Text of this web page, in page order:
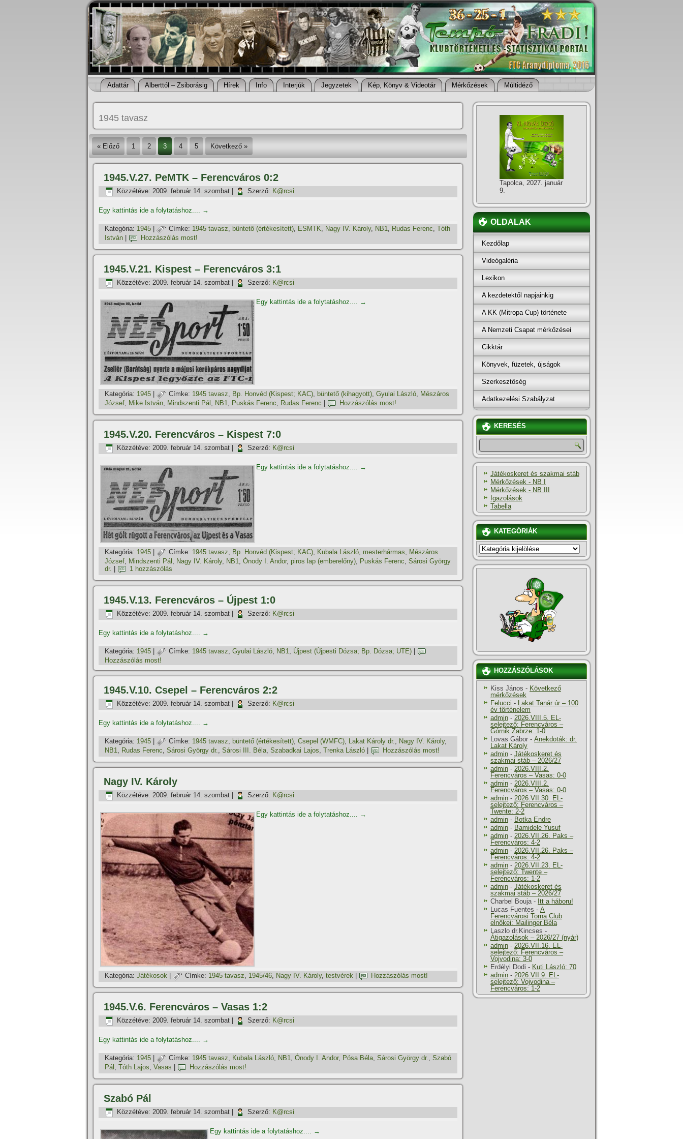
Adattár Alberttól – Zsiborásig Hí­rek Info Interjúk Jegyzetek Kép, Könyv & Videotár Mérkőzések Múltidéző
1945 tavasz
« Előző 1 2 3 4 5 Következő »
1945.V.27. PeMTK – Ferencváros 0:2
Közzétéve: 2009. február 14. szombat Szerző: K@rcsi
Egy kattintás ide a folytatáshoz.... →
Kategória: 1945 Címke: 1945 tavasz, büntető (értékesí­tett), ESMTK, Nagy IV. Károly, NB1, Rudas Ferenc, Tóth
István
Hozzászólás most!
1945.V.21. Kispest – Ferencváros 3:1
Közzétéve: 2009. február 14. szombat Szerző: K@rcsi
Egy kattintás ide a folytatáshoz.... →
Kategória: 1945 Címke: 1945 tavasz, Bp. Honvéd (Kispest; KAC), büntető (kihagyott), Gyulai László, Mészáros
József, Mike István, Mindszenti Pál , NB1, Puskás Ferenc, Rudas Ferenc Hozzászólás most!
1945.V.20. Ferencváros – Kispest 7:0
Közzétéve: 2009. február 14. szombat Szerző: K@rcsi
Egy kattintás ide a folytatáshoz.... →
Kategória: 1945 Címke: 1945 tavasz, Bp. Honvéd (Kispest; KAC), Kubala László, mesterhármas, Mészáros
József, Mindszenti Pál , Nagy IV. Károly, NB1, Ónody I. Andor, piros lap (emberelőny), Puskás Ferenc, Sárosi György
dr.
1 hozzászólás
1945.V.13. Ferencváros – Újpest 1:0
Közzétéve: 2009. február 14. szombat Szerző: K@rcsi
Egy kattintás ide a folytatáshoz.... →
Kategória: 1945 Címke: 1945 tavasz, Gyulai László, NB1, Újpest (Újpesti Dózsa; Bp. Dózsa; UTE)
Hozzászólás most!
1945.V.10. Csepel – Ferencváros 2:2
Közzétéve: 2009. február 14. szombat Szerző: K@rcsi
Egy kattintás ide a folytatáshoz.... →
Kategória: 1945 Címke: 1945 tavasz, büntető (értékesí­tett), Csepel (WMFC), Lakat Károly dr., Nagy IV. Károly,
NB1, Rudas Ferenc, Sárosi György dr., Sárosi III. Béla, Szabadkai Lajos, Trenka László Hozzászólás most!
Nagy IV. Károly
Közzétéve: 2009. február 14. szombat Szerző: K@rcsi
Egy kattintás ide a folytatáshoz.... →
Kategória: Játékosok Címke: 1945 tavasz, 1945/46, Nagy IV. Károly, testvérek Hozzászólás most!
1945.V.6. Ferencváros – Vasas 1:2
Közzétéve: 2009. február 14. szombat Szerző: K@rcsi
Egy kattintás ide a folytatáshoz.... →
Kategória: 1945 Címke: 1945 tavasz, Kubala László, NB1, Ónody I. Andor, Pósa Béla, Sárosi György dr., Szabó
Pál , Tóth Lajos, Vasas Hozzászólás most!
Szabó Pál
Közzétéve: 2009. február 14. szombat Szerző: K@rcsi
Egy kattintás ide a folytatáshoz.... →
Tapolca, 2027. január
9.
OLDALAK
Kezdőlap
Videógaléria
Lexikon
A kezdetektől napjainkig
A KK (Mitropa Cup) története
A Nemzeti Csapat mérkőzései
Cikktár
Könyvek, füzetek, újságok
Szerkesztőség
Adatkezelési Szabályzat
KERESÉS
Játékoskeret és szakmai stáb
Mérkőzések - NB I
Mérkőzések - NB III
Igazolások
Tabella
KATEGÓRIÁK
KATEGÓRIÁK
HOZZÁSZÓLÁSOK
Kiss János - Következő
mérkőzések
Felucci - Lakat Tanár úr – 100
év történelem
admin - 2026.VIII.5. EL-
selejtező: Ferencváros –
Górnik Zabrze: 1-0
Lovas Gábor - Anekdoták: dr.
Lakat Károly
admin - Játékoskeret és
szakmai stáb – 2026/27
admin - 2026.VIII.2.
Ferencváros – Vasas: 0-0
admin - 2026.VIII.2.
Ferencváros – Vasas: 0-0
admin - 2026.VII.30. EL-
selejtező: Ferencváros –
Twente: 2-2
admin - Botka Endre
admin - Bamidele Yusuf
admin - 2026.VII.26. Paks –
Ferencváros: 4-2
admin - 2026.VII.26. Paks –
Ferencváros: 4-2
admin - 2026.VII.23. EL-
selejtező: Twente –
Ferencváros: 1-2
admin - Játékoskeret és
szakmai stáb – 2026/27
Charbel Bouja- Itt a háboru!
Lucas Fuentes - A
Ferencvárosi Torna Club
elnökei: Mailinger Béla
Laszlo dr.Kincses -
Átigazolások – 2026/27 (nyár)
admin - 2026.VII.16. EL-
selejtező: Ferencváros –
Vojvodina: 3-0
Erdélyi Dodi - Kuti László: 70
admin - 2026.VII.9. EL-
selejtező: Vojvodina –
Ferencváros: 1-2